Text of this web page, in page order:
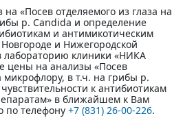
«Посев отделяемого из глаза на
р. Candida и определение
и антимикотическим
и Нижегородской
лабораторию клиники «НИКА
цены на анализы «Посев
микрофлору, в т.ч. на грибы р.
к антибиотикам
в ближайшем к Вам
по телефону +7 (831) 26-00-226.